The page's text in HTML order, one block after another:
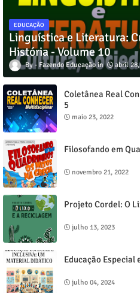
EDUCAÇÃO
Linguística e Literatura:
História - Volume 10
Fazendo Educação abril
Coletânea Real
5
maio 23, 2022
Filosofando em
novembro 21, 2022
Projeto Cordel: O
julho 13, 2023
Educação
julho 04, 2024